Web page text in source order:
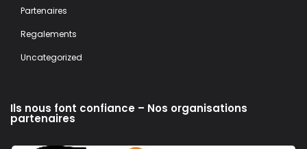
Partenaires
Regalements
Uncategorized
Ils nous font confiance – Nos organisations
partenaires